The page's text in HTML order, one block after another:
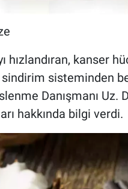
hızlandıran, kanser
sindirim sisteminden
Danışmanı
hakkında bilgi verdi.